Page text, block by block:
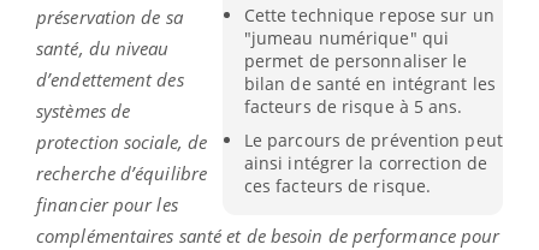
Cette technique repose sur un
"jumeau numérique" qui
permet de personnaliser le
bilan de santé en intégrant les
facteurs de risque à 5 ans.
Le parcours de prévention peut
ainsi intégrer la correction de
ces facteurs de risque.
préservation de sa
santé, du niveau
d’endettement des
systèmes de
protection sociale, de
recherche d’équilibre
financier pour les
complémentaires santé et de besoin de performance pour